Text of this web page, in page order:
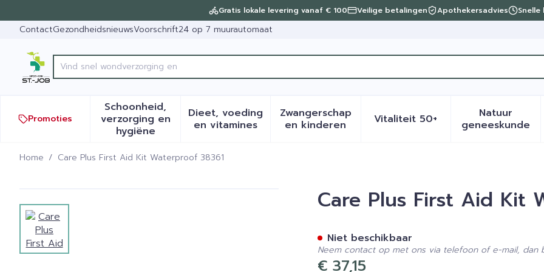
Gratis lokale levering vanaf € 100 Veilige betalingen Apothekersadvies Snelle
ContactGezondheidsnieuwsVoorschrift24 op 7 muurautomaat
Product, merk, categorie...
Vin
Promoties
Schoonheid,
verzorging en
hygiëneToon submenu voor Schoonheid, verzorging en hygiëne categorie
Dieet, voeding
en vitamines
Toon submenu voor Dieet, voeding en vitamines categorie
Zwangerschap
en kinderenToon submenu voor Zwangerschap en
Vitaliteit 50+Toon submenu voor
Natuur
geneeskunde
Toon
Home / Care Plus First Aid Kit Waterproof 38361
View larger image
Care Plus First Aid Kit Waterproof 38361Care Plus First Aid Kit
€ 37,15
Niet beschikbaar
Neem contact op met ons via telefoon of e-mail, dan